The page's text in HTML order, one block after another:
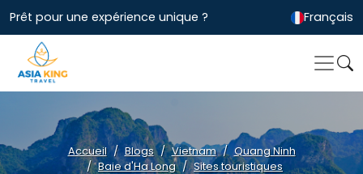
Prêt pour une expérience unique ? Français
Accueil Blogs Vietnam
Quang Ninh
Baie d'Ha Long
Sites touristiques